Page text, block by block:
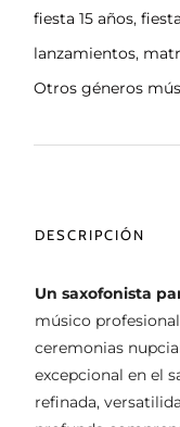
fiesta 15 años,
lanzamientos,
Otros géneros
DESCRIPCIÓN
Un saxofonista
músico
ceremonias
excepcional en el
refinada,